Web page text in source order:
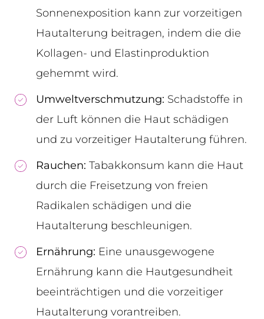
Sonnenexposition kann zur vorzeitigen
Hautalterung beitragen, indem die die
Kollagen- und Elastinproduktion
gehemmt wird.
Umweltverschmutzung: Schadstoffe in
der Luft können die Haut schädigen
und zu vorzeitiger Hautalterung führen.
Rauchen: Tabakkonsum kann die Haut
durch die Freisetzung von freien
Radikalen schädigen und die
Hautalterung beschleunigen.
Ernährung: Eine unausgewogene
Ernährung kann die Hautgesundheit
beeinträchtigen und die vorzeitiger
Hautalterung vorantreiben.